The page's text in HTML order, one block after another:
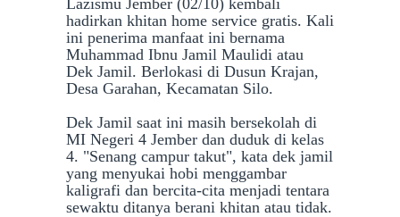
Lazismu Jember (02/10) kembali
hadirkan khitan home service gratis. Kali
ini penerima manfaat ini bernama
Muhammad Ibnu Jamil Maulidi atau
Dek Jamil. Berlokasi di Dusun Krajan,
Desa Garahan, Kecamatan Silo.
Dek Jamil saat ini masih bersekolah di
MI Negeri 4 Jember dan duduk di kelas
4. "Senang campur takut", kata dek jamil
yang menyukai hobi menggambar
kaligrafi dan bercita-cita menjadi tentara
sewaktu ditanya berani khitan atau tidak.